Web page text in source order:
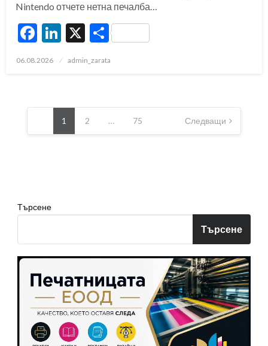
Nintendo отчете нетна печалба…
Facebook
LinkedIn
X Share
Posted
06.08.2026 admin_zarata
Разделяне
публикациите
1 2 … 75 Следващи
Търсене
Търсене